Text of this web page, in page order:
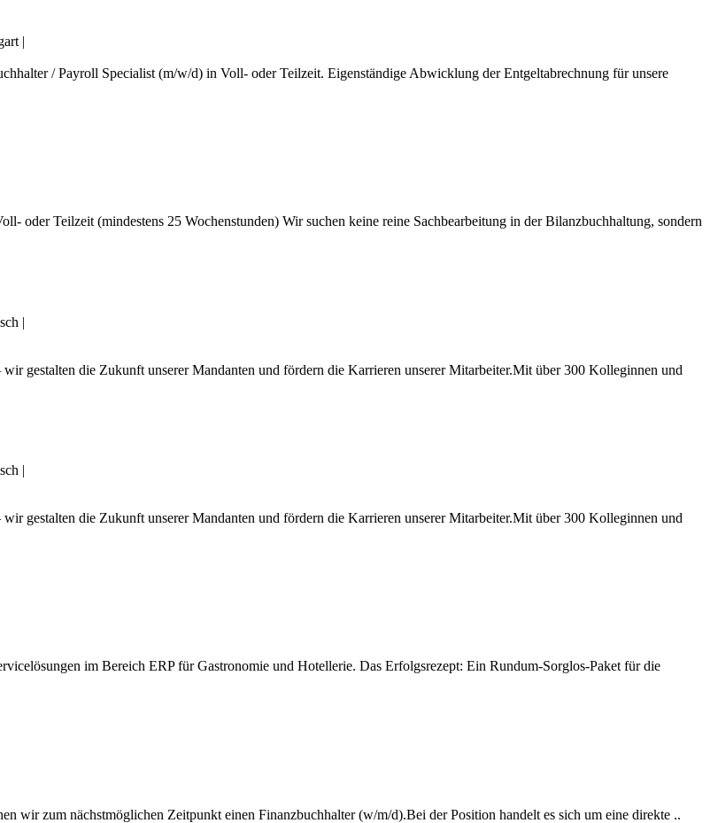
|
/ Payroll Specialist (m/w/d) in Voll- oder Teilzeit. Eigenständige Abwicklung der Entgeltabrechnung für unsere
oder Teilzeit (mindestens 25 Wochenstunden) Wir suchen keine reine Sachbearbeitung in der Bilanzbuchhaltung, sondern
|
gestalten die Zukunft unserer Mandanten und fördern die Karrieren unserer Mitarbeiter.Mit über 300 Kolleginnen und
|
gestalten die Zukunft unserer Mandanten und fördern die Karrieren unserer Mitarbeiter.Mit über 300 Kolleginnen und
im Bereich ERP für Gastronomie und Hotellerie. Das Erfolgsrezept: Ein Rundum-Sorglos-Paket für die
wir zum nächstmöglichen Zeitpunkt einen Finanzbuchhalter (w/m/d).Bei der Position handelt es sich um eine direkte ..